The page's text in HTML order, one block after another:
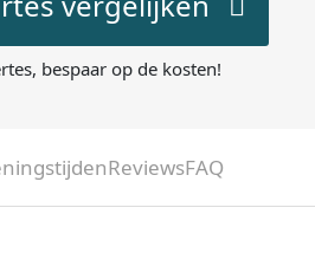
bespaar op de kosten!
ReviewsFAQ